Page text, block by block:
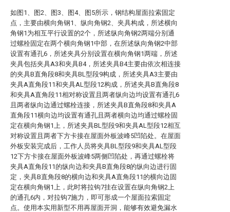
如图1、图2、图3、图4、图5所示，钢结构屋面拉索固定
点，主要由横向角钢1、纵向角钢2、夹具构成，所述横向
角钢1为相互平行设置的2个，所述纵向角钢2两端分别通
过螺栓固定在两个横向角钢1中部，在所述纵向角钢2中部
设置有通孔6，所述夹具分别设置在横向角钢1两端，所述
夹具包括夹具A3和夹具B4，所述夹具B4主要由依次相连接
的夹具B直角段8和夹具BL型段9构成，所述夹具A3主要由
夹具A直角段11和夹具AL型段12构成，所述夹具B直角段8
和夹具A直角段11相对称设置且两者纵向边均设置有通孔6
且两者纵向边通过螺栓连接，所述夹具B直角段8和夹具A
直角段11横向边均设置有通孔且两者横向边均通过螺栓固
定在横向角钢1上，所述夹具BL型段9和夹具AL型段12相互
对称设置且两者下方卡接在屋面外板波峰5凹陷处。在屋面
外板安装完成后，工作人员将夹具BL型段9和夹具AL型段
12下方卡接在屋面外板波峰5两侧凹陷处，再通过螺栓将
夹具A直角段11的纵向边和夹具B直角段8的纵向边进行固
定，夹具B直角段8的横向边和夹具A直角段11的横向边固
定在横向角钢1上，此时将拉钩7挂在设置在纵向角钢2上
的通孔6内，对拉钩7施力，即可形成一个屋面拉索固定
点。使用本实用新型不用再屋面开洞，能够有效避免漏水